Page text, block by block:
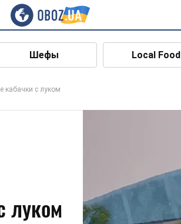
Шефы Local Food
кабачки с луком
луком